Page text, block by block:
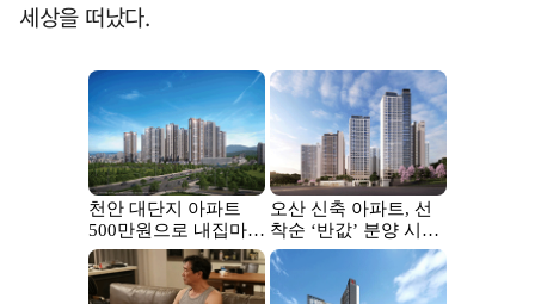
세상을 떠났다.